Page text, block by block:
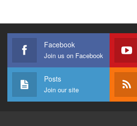
Facebook
Join us on Facebook
Posts
Join our site